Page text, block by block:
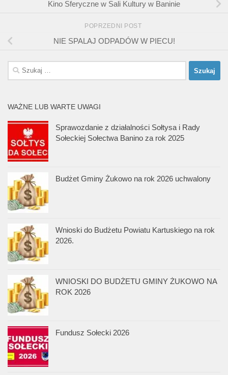
Kino Sferyczne w Sali Kultury w Baninie
POPRZEDNI POST
NIE SPALAJ ODPADÓW W PIECU!
Szukaj:
WAŻNE LUB WARTE UWAGI
Sprawozdanie z działalności Sołtysa i Rady
Sołeckiej Sołectwa Banino za rok 2025
Budżet Gminy Żukowo na rok 2026 uchwalony
Wnioski do Budżetu Powiatu Kartuskiego na rok
2026.
WNIOSKI DO BUDŻETU GMINY ŻUKOWO NA
ROK 2026
Fundusz Sołecki 2026